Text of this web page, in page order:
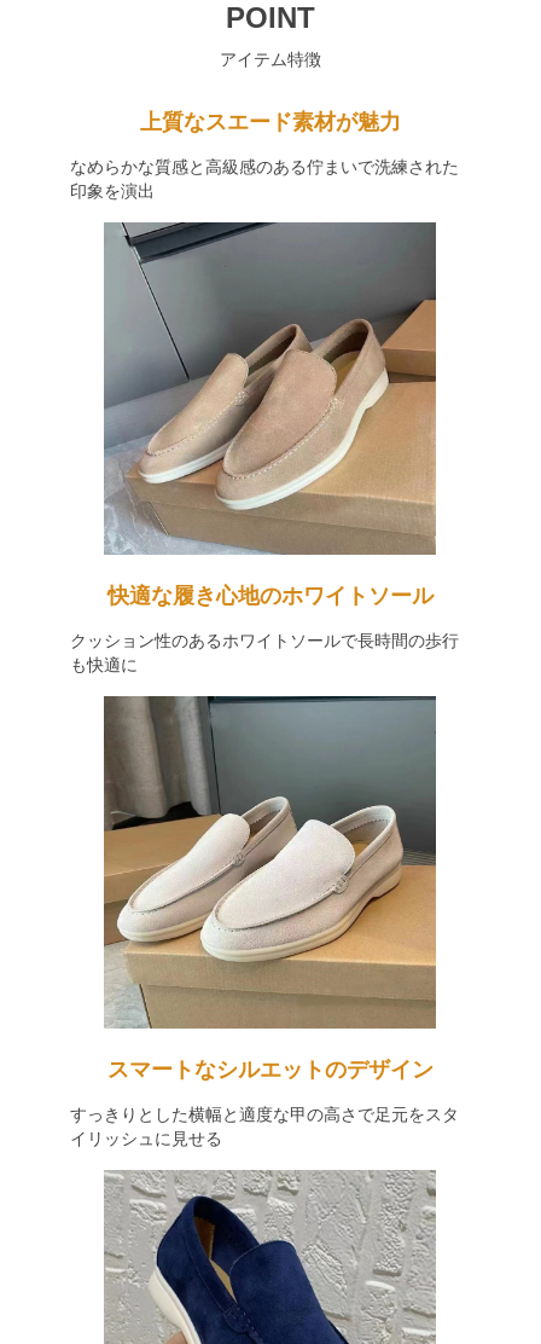
POINT
アイテム特徴
上質なスエード素材が魅力
なめらかな質感と高級感のある佇まいで洗練された
印象を演出
快適な履き心地のホワイトソール
クッション性のあるホワイトソールで長時間の歩行
も快適に
スマートなシルエットのデザイン
すっきりとした横幅と適度な甲の高さで足元をスタ
イリッシュに見せる